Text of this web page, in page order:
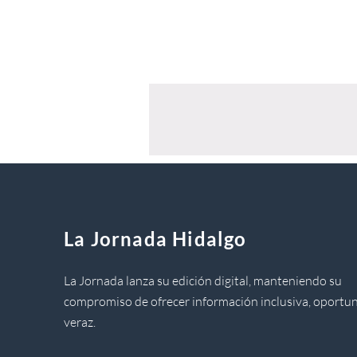
La Jornada Hidalgo
La Jornada lanza su edición digital, manteniendo su
compromiso de ofrecer información inclusiva,
veraz.